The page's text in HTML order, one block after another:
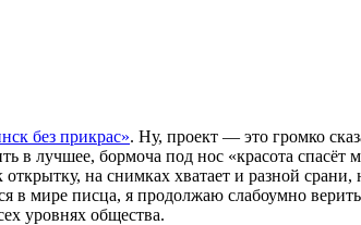
без прикрас». Ну, проект — это громко
в лучшее, бормоча под нос «красота
на снимках хватает и разной
в мире писца, я продолжаю слабоумно
уровнях общества.